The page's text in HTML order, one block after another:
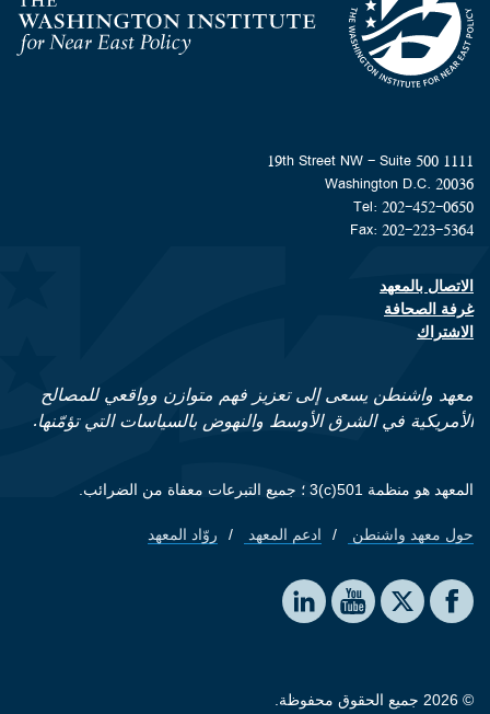
Homepage
1111 19th Street NW - Suite 500
Washington D.C. 20036
Tel: 202-452-0650
Fax: 202-223-5364
Footer contact links
الاتصال بالمعهد
غرفة الصحافة
الاشتراك
معهد واشنطن يسعى إلى تعزيز فهم متوازن وواقعي للمصالح
الأمريكية في الشرق الأوسط والنهوض بالسياسات التي تؤمّنها.
المعهد هو منظمة 501(c)3 ؛ جميع التبرعات معفاة من الضرائب.
Footer quick links
حول معهد واشنطن ادعم المعهد روّاد المعهد
Social media
The Washington Institute on Facebook
The Washington Institute on X
The Washington Institute on YouTube
The Washington Institute on LinkedIn
© 2026 جميع الحقوق محفوظة.